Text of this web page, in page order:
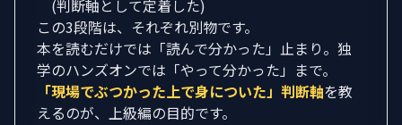
(判断軸として定着した)
この3段階は、それぞれ別物です。
本を読むだけでは「読んで分かった」止まり。独
学のハンズオンでは「やって分かった」まで。
「現場でぶつかった上で身についた」判断軸を教
えるのが、上級編の目的です。